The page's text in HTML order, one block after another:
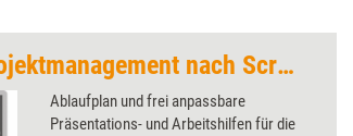
Agiles Projektmanagement nach Scrum (Trainingskonzept)
Ablaufplan und frei anpassbare
Präsentations- und Arbeitshilfen für die